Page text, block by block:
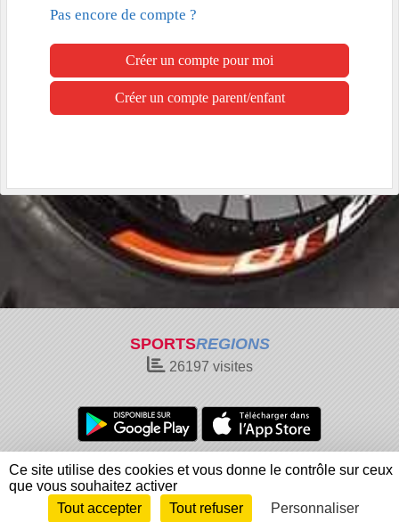
Pas encore de compte ?
Créer un compte pour moi
Créer un compte parent/enfant
SPORTSREGIONS
26197 visites
Charte cookies
Gestion des cookies
Informations légales
Signaler un contenu inapproprié
Envie de participer ?
Connexion
Ce site utilise des cookies et vous donne le contrôle sur ceux
que vous souhaitez activer
Tout accepter
Tout refuser Personnaliser